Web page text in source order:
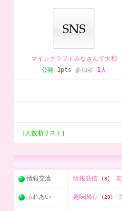
マインクラフトみなさんで大都
公開 1pts 参加者 1人
［人数順リスト］
情報交流 情報発信 (8)
ふれあい 趣味関心 (20)